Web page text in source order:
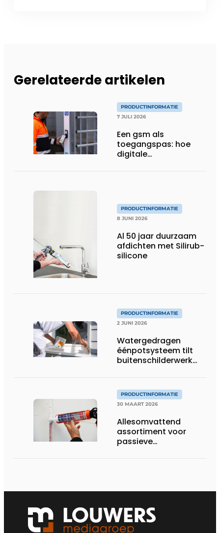
Gerelateerde artikelen
PRODUCTINFORMATIE
7 JULI 2026
Een gsm als
toegangspas: hoe
digitale
PRODUCTINFORMATIE
8 JUNI 2026
Al 50 jaar duurzaam
afdichten met Silirub-
silicone
PRODUCTINFORMATIE
2 JUNI 2026
Watergedragen
éénpotsysteem tilt
buitenschilderwerk
PRODUCTINFORMATIE
30 MAART 2026
Allesomvattend
assortiment voor
passieve